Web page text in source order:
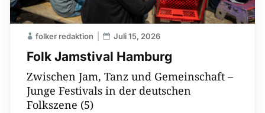
Folk Jamstival Hamburg
folker redaktion Juli 15, 2026
Zwischen Jam, Tanz und Gemeinschaft –
Junge Festivals in der deutschen
Folkszene (5)